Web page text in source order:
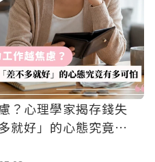
？心理學家揭存錢失
就好」的心態究竟有